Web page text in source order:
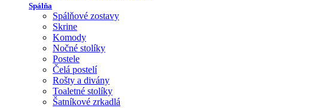
Spálňa
Spálňové zostavy
Skrine
Komody
Nočné stolíky
Postele
Čelá postelí
Rošty a divány
Toaletné stolíky
Šatníkové zrkadlá